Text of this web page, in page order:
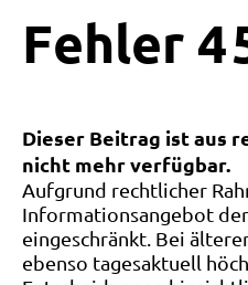
Fehler 4
Dieser Beitrag ist aus
nicht mehr verfügbar.
Aufgrund rechtlicher
Informationsangebot
eingeschränkt. Bei
ebenso tagesaktuell